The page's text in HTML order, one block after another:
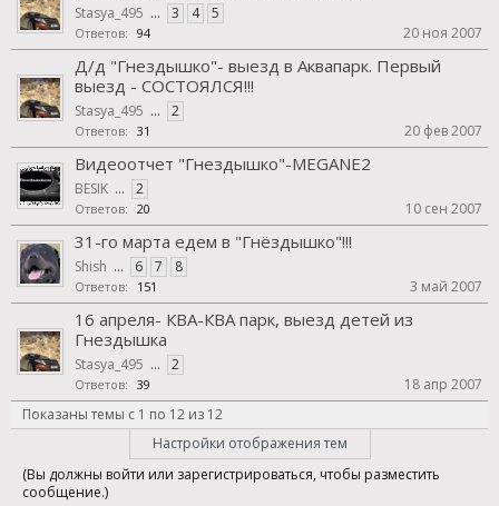
Stasya_495 ... 3 4 5
Ответов: 94 20 ноя 2007
Д/д "Гнездышко"- выезд в Аквапарк. Первый
выезд - СОСТОЯЛСЯ!!!
Stasya_495 ... 2
Ответов: 31 20 фев 2007
Видеоотчет "Гнездышко"-MEGANE2
BESIK ... 2
Ответов: 20 10 сен 2007
31-го марта едем в "Гнёздышко"!!!
Shish ... 6 7 8
Ответов: 151 3 май 2007
16 апреля- КВА-КВА парк, выезд детей из
Гнездышка
Stasya_495 ... 2
Ответов: 39
18 апр 2007
Показаны темы с 1 по 12 из 12
Настройки отображения тем
(Вы должны войти или зарегистрироваться, чтобы разместить
сообщение.)